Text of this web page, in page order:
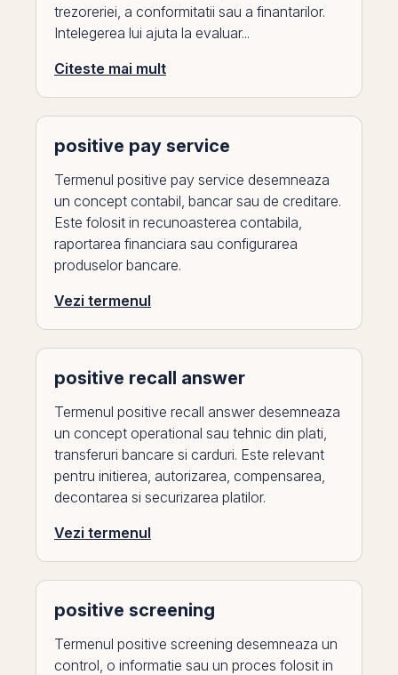
trezoreriei, a conformitatii sau a finantarilor.
Intelegerea lui ajuta la evaluar...
Citeste mai mult
positive pay service
Termenul positive pay service desemneaza
un concept contabil, bancar sau de creditare.
Este folosit in recunoasterea contabila,
raportarea financiara sau configurarea
produselor bancare.
Vezi termenul
positive recall answer
Termenul positive recall answer desemneaza
un concept operational sau tehnic din plati,
transferuri bancare si carduri. Este relevant
pentru initierea, autorizarea, compensarea,
decontarea si securizarea platilor.
Vezi termenul
positive screening
Termenul positive screening desemneaza un
control, o informatie sau un proces folosit in